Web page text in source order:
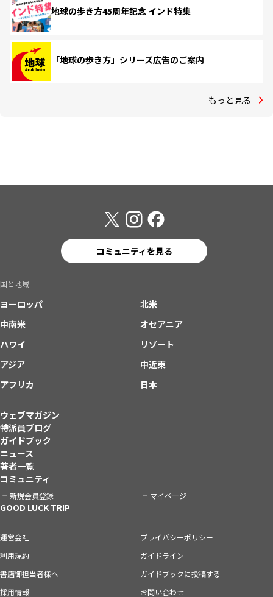
地球の歩き方45周年記念 インド特集
「地球の歩き方」シリーズ広告のご案内
もっと見る
コミュニティを見る
国と地域
ヨーロッパ
北米
中南米
オセアニア
ハワイ
リゾート
アジア
中近東
アフリカ
日本
ウェブマガジン
特派員ブログ
ガイドブック
ニュース
著者一覧
コミュニティ
新規会員登録 マイページ
GOOD LUCK TRIP
運営会社
プライバシーポリシー
利用規約
ガイドライン
書店御担当者様へ
ガイドブックに投稿する
採用情報
お問い合わせ